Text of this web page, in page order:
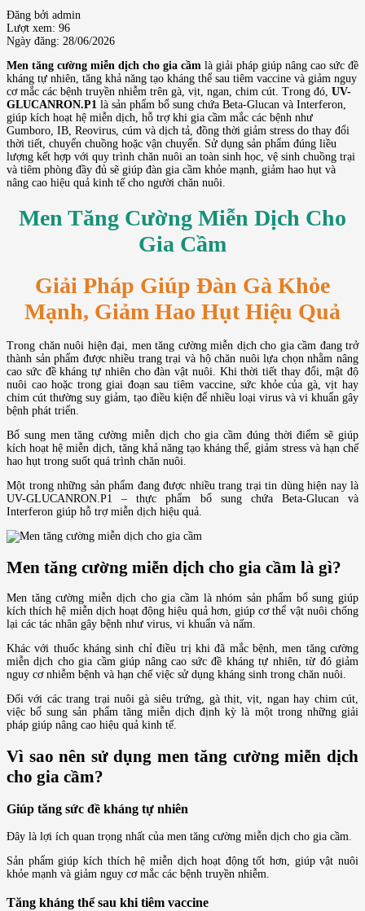
Đăng bởi admin
Lượt xem: 96
Ngày đăng: 28/06/2026
Men tăng cường miễn dịch cho gia cầm là giải pháp giúp nâng cao sức đề
kháng tự nhiên, tăng khả năng tạo kháng thể sau tiêm vaccine và giảm nguy
cơ mắc các bệnh truyền nhiễm trên gà, vịt, ngan, chim cút. Trong đó, UV-
GLUCANRON.P1 là sản phẩm bổ sung chứa Beta-Glucan và Interferon,
giúp kích hoạt hệ miễn dịch, hỗ trợ khi gia cầm mắc các bệnh như
Gumboro, IB, Reovirus, cúm và dịch tả, đồng thời giảm stress do thay đổi
thời tiết, chuyển chuồng hoặc vận chuyển. Sử dụng sản phẩm đúng liều
lượng kết hợp với quy trình chăn nuôi an toàn sinh học, vệ sinh chuồng trại
và tiêm phòng đầy đủ sẽ giúp đàn gia cầm khỏe mạnh, giảm hao hụt và
nâng cao hiệu quả kinh tế cho người chăn nuôi.
Men Tăng Cường Miễn Dịch Cho
Gia Cầm
Giải Pháp Giúp Đàn Gà Khỏe
Mạnh, Giảm Hao Hụt Hiệu Quả
Trong chăn nuôi hiện đại, men tăng cường miễn dịch cho gia cầm đang trở
thành sản phẩm được nhiều trang trại và hộ chăn nuôi lựa chọn nhằm nâng
cao sức đề kháng tự nhiên cho đàn vật nuôi. Khi thời tiết thay đổi, mật độ
nuôi cao hoặc trong giai đoạn sau tiêm vaccine, sức khỏe của gà, vịt hay
chim cút thường suy giảm, tạo điều kiện để nhiều loại virus và vi khuẩn gây
bệnh phát triển.
Bổ sung men tăng cường miễn dịch cho gia cầm đúng thời điểm sẽ giúp
kích hoạt hệ miễn dịch, tăng khả năng tạo kháng thể, giảm stress và hạn chế
hao hụt trong suốt quá trình chăn nuôi.
Một trong những sản phẩm đang được nhiều trang trại tin dùng hiện nay là
UV-GLUCANRON.P1 – thực phẩm bổ sung chứa Beta-Glucan và
Interferon giúp hỗ trợ miễn dịch hiệu quả.
Men tăng cường miễn dịch cho gia cầm là gì?
Men tăng cường miễn dịch cho gia cầm là nhóm sản phẩm bổ sung giúp
kích thích hệ miễn dịch hoạt động hiệu quả hơn, giúp cơ thể vật nuôi chống
lại các tác nhân gây bệnh như virus, vi khuẩn và nấm.
Khác với thuốc kháng sinh chỉ điều trị khi đã mắc bệnh, men tăng cường
miễn dịch cho gia cầm giúp nâng cao sức đề kháng tự nhiên, từ đó giảm
nguy cơ nhiễm bệnh và hạn chế việc sử dụng kháng sinh trong chăn nuôi.
Đối với các trang trại nuôi gà siêu trứng, gà thịt, vịt, ngan hay chim cút,
việc bổ sung sản phẩm tăng miễn dịch định kỳ là một trong những giải
pháp giúp nâng cao hiệu quả kinh tế.
Vì sao nên sử dụng men tăng cường miễn dịch
cho gia cầm?
Giúp tăng sức đề kháng tự nhiên
Đây là lợi ích quan trọng nhất của men tăng cường miễn dịch cho gia cầm.
Sản phẩm giúp kích thích hệ miễn dịch hoạt động tốt hơn, giúp vật nuôi
khỏe mạnh và giảm nguy cơ mắc các bệnh truyền nhiễm.
Tăng kháng thể sau khi tiêm vaccine